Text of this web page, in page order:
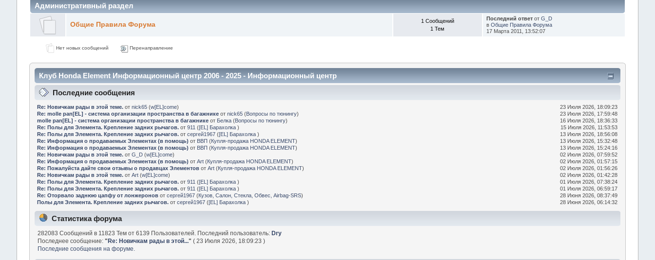
Административный раздел
Общие Правила Форума
1 Сообщений
1 Тем
Последний ответ отG_D
вОбщие Правила Форума
17 Марта 2011, 13:52:07
Нет новых сообщений Перенаправление
Клуб Honda Element Информационный центр 2006 - 2025 - Информационный центр
Последние сообщения
Re: Новичкам рады в этой теме. отnick65 (w[EL]come)
23 Июля 2026, 18:09:23
Re: molle pan[EL] - система организации пространства в багажнике отnick65 (Вопросы по тюнингу)
23 Июля 2026, 17:59:48
molle pan[EL] - система организации пространства в багажнике от Белка (Вопросы по тюнингу)
16 Июля 2026, 18:36:33
Re: Полы для Элемента. Крепление задних рычагов. от911 ([EL] Барахолка)
15 Июля 2026, 11:53:53
Re: Полы для Элемента. Крепление задних рычагов. отсергей1967 ([EL] Барахолка)
13 Июля 2026, 18:56:08
Re: Информация о продаваемых Элементах (в помощь) от ВВП (Купля-продажа HONDA ELEMENT)
13 Июля 2026, 15:32:48
Re: Информация о продаваемых Элементах (в помощь) от ВВП (Купля-продажа HONDA ELEMENT)
13 Июля 2026, 15:24:16
Re: Новичкам рады в этой теме. отG_D (w[EL]come)
02 Июля 2026, 07:59:52
Re: Информация о продаваемых Элементах (в помощь) отArt (Купля-продажа HONDA ELEMENT)
02 Июля 2026, 01:57:15
Re: Пожалуйста дайте свои отзывы о продавцах Элементов отArt (Купля-продажа HONDA ELEMENT)
02 Июля 2026, 01:56:26
Re: Новичкам рады в этой теме. отArt (w[EL]come)
02 Июля 2026, 01:42:28
Re: Полы для Элемента. Крепление задних рычагов. от911 ([EL] Барахолка)
01 Июля 2026, 07:38:24
Re: Полы для Элемента. Крепление задних рычагов. от911 ([EL] Барахолка)
01 Июля 2026, 06:59:17
Re: Оторвало заднюю цапфу от лонжеронов отсергей1967 (Кузов, Салон, Стекла, Обвес, Airbag-SRS)
28 Июня 2026, 08:37:49
Полы для Элемента. Крепление задних рычагов. отсергей1967 ([EL] Барахолка) 28 Июня 2026, 06:14:32
Статистика форума
282083 Сообщений в 11823 Тем от 6139 Пользователей. Последний пользователь: Dry
Последнее сообщение: " Re: Новичкам рады в этой..." ( 23 Июля 2026, 18:09:23 )
Последние сообщения на форуме.